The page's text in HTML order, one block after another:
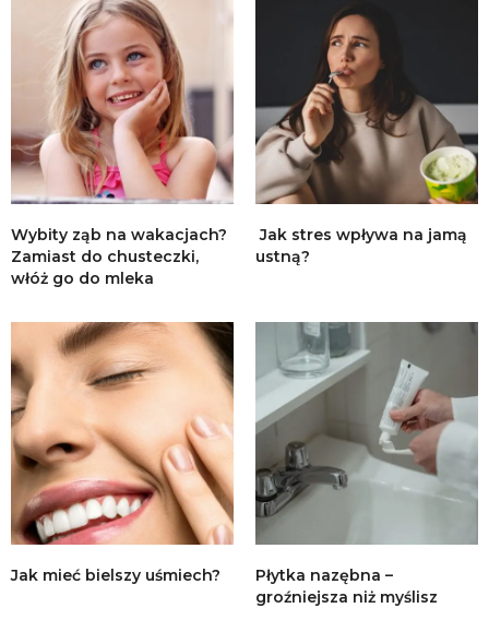
Wybity ząb na wakacjach?
Zamiast do chusteczki,
włóż go do mleka
Jak stres wpływa na jamą
ustną?
Jak mieć bielszy uśmiech?
Płytka nazębna –
groźniejsza niż myślisz